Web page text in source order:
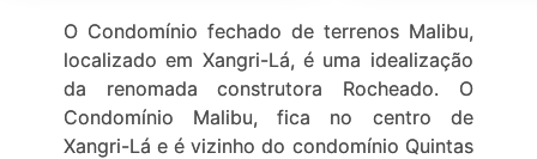
O Condomínio fechado de terrenos Malibu,
localizado em Xangri-Lá, é uma idealização
da renomada construtora Rocheado. O
Condomínio Malibu, fica no centro de
Xangri-Lá e é vizinho do condomínio Quintas